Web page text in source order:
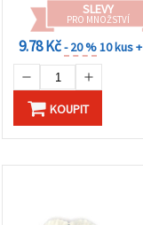
SLEVY
PRO MNOŽSTVÍ
9.78 Kč- 20 %10 kus +
KOUPIT